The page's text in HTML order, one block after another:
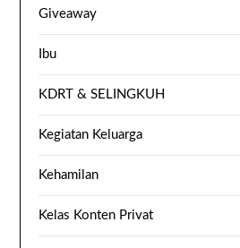
Giveaway
Ibu
KDRT & SELINGKUH
Kegiatan Keluarga
Kehamilan
Kelas Konten Privat